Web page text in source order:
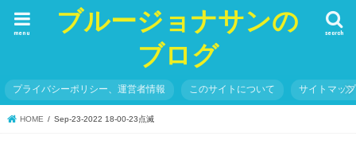
ブルージョナサンの
ブログ
search
menu
プライバシーポリシー、運営者情報 このサイトについて サイトマップ
HOME Sep-23-2022 18-00-23点滅